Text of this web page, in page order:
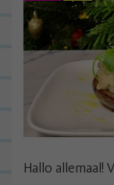
Hallo allemaal!